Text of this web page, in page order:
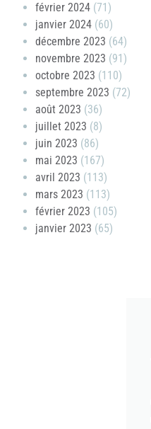
février 2024 (71)
janvier 2024 (60)
décembre 2023 (64)
novembre 2023 (91)
octobre 2023 (110)
septembre 2023 (72)
août 2023 (36)
juillet 2023 (8)
juin 2023 (86)
mai 2023 (167)
avril 2023 (113)
mars 2023 (113)
février 2023 (105)
janvier 2023 (65)